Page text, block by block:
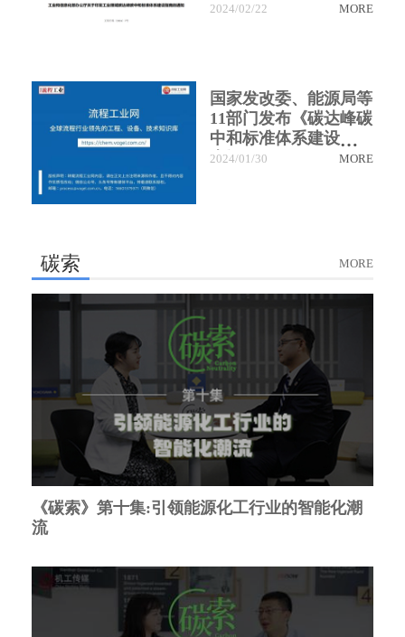
2024/02/22 MORE
国家发改委、能源局等
11部门发布《碳达峰碳
中和标准体系建设指
南》
2024/01/30 MORE
碳索 MORE
《碳索》第十集:引领能源化工行业的智能化潮
流